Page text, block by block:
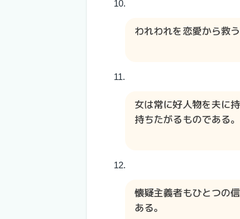
われわれを恋愛から救
女は常に好人物を夫に
持ちたがるものである。
懐疑主義者もひとつの
ある。